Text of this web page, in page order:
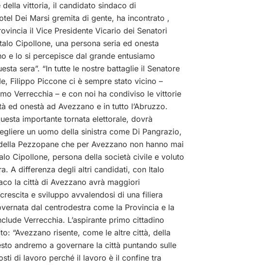
vittoria, il candidato sindaco di
Dei Marsi gremita di gente, ha incontrato ,
il Vice Presidente Vicario dei Senatori
Cipollone, una persona seria ed onesta
e lo si percepisce dal grande entusiamo
sera”. “In tutte le nostre battaglie il Senatore
Filippo Piccone ci è sempre stato vicino –
Verrecchia – e con noi ha condiviso le vittorie
ed onestà ad Avezzano e in tutto l’Abruzzo.
importante tornata elettorale, dovrà
un uomo della sinistra come Di Pangrazio,
Pezzopane che per Avezzano non hanno mai
Cipollone, persona della società civile e voluto
A differenza degli altri candidati, con Italo
la città di Avezzano avrà maggiori
e sviluppo avvalendosi di una filiera
dal centrodestra come la Provincia e la
Verrecchia. L’aspirante primo cittadino
“Avezzano risente, come le altre città, della
andremo a governare la città puntando sulle
di lavoro perché il lavoro è il confine tra